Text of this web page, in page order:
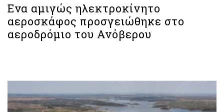
Eνα αμιγώς ηλεκτροκίνητο
αεροσκάφος προσγειώθηκε στο
αεροδρόμιο του Ανόβερου